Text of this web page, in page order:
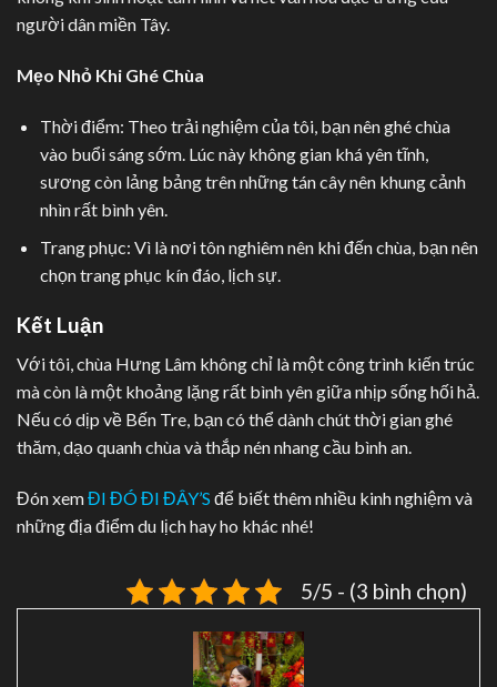
người dân miền Tây.
Mẹo Nhỏ Khi Ghé Chùa
Thời điểm: Theo trải nghiệm của tôi, bạn nên ghé chùa
vào buổi sáng sớm. Lúc này không gian khá yên tĩnh,
sương còn lảng bảng trên những tán cây nên khung cảnh
nhìn rất bình yên.
Trang phục: Vì là nơi tôn nghiêm nên khi đến chùa, bạn nên
chọn trang phục kín đáo, lịch sự.
Kết Luận
Với tôi, chùa Hưng Lâm không chỉ là một công trình kiến trúc
mà còn là một khoảng lặng rất bình yên giữa nhịp sống hối hả.
Nếu có dịp về Bến Tre, bạn có thể dành chút thời gian ghé
thăm, dạo quanh chùa và thắp nén nhang cầu bình an.
Đón xemĐI ĐÓ ĐI ĐÂY’S để biết thêm nhiều kinh nghiệm và
những địa điểm du lịch hay ho khác nhé!
5/5 - (3 bình chọn)